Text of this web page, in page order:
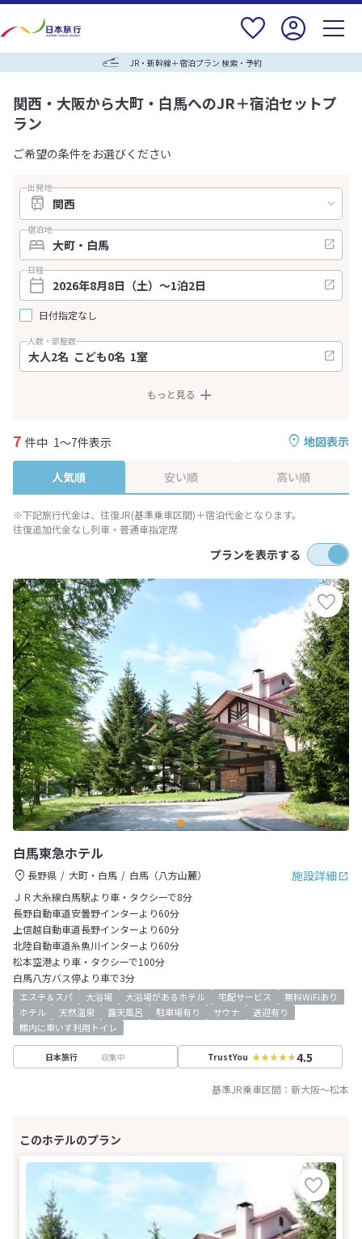
JR・新幹線＋宿泊プラン 検索・予約
関西・大阪から大町・白馬へのJR＋宿泊セットプ
ラン
ご希望の条件をお選びください
出発地
宿泊地
日程
日付指定なし
人数・部屋数
もっと見る
地図表示
7 件中 1～7件表示
人気順 安い順 高い順
※下記旅行代金は、往復JR(基準乗車区間)＋宿泊代金となります。
往復追加代金なし列車・普通車指定席
プランを表示する
白馬東急ホテル
施設詳細
長野県 大町・白馬
白馬（八方山麓）
ＪＲ大糸線白馬駅より車・タクシーで8分
長野自動車道安曇野インターより60分
上信越自動車道長野インターより60分
北陸自動車道糸魚川インターより60分
松本空港より車・タクシーで100分
白馬八方バス停より車で3分
エステ＆スパ 大浴場 大浴場があるホテル 宅配サービス
無料WiFiあり
ホテル
天然温泉 露天風呂 駐車場有り サウナ
送迎有り
館内に車いす利用トイレ
日本旅行 収集中 TrustYou 4.5
基準JR乗車区間： 新大阪～松本